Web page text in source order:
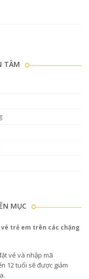
TÂM
MỤC
trẻ em trên các chặng
vé và nhập mã
12 tuổi sẽ được giảm